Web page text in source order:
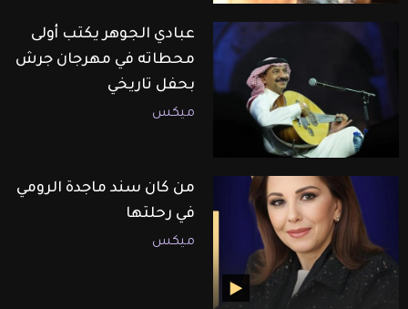
عبادي الجوهر يكتب أولى
محطاته في مهرجان جرش
بحفل تاريخي
ميكس
من كان سند ماجدة الرومي
في رحلتها
ميكس